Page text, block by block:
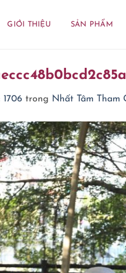
GIỚI THIỆU SẢN PHẨM
trong Nhất Tâm Tham